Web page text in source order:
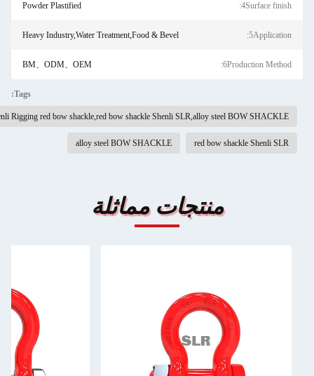
4Surface finish:
Powder Plastified
5Application:
Heavy Industry,Water Treatment,Food & Bevel
6Production Method:
BM、ODM、OEM
Shenli Rigging red bow shackle,red bow shackle Shenli SLR,alloy steel BOW SHACKLE
red bow shackle Shenli SLR
alloy steel BOW SHACKLE
منتجات مماثلة